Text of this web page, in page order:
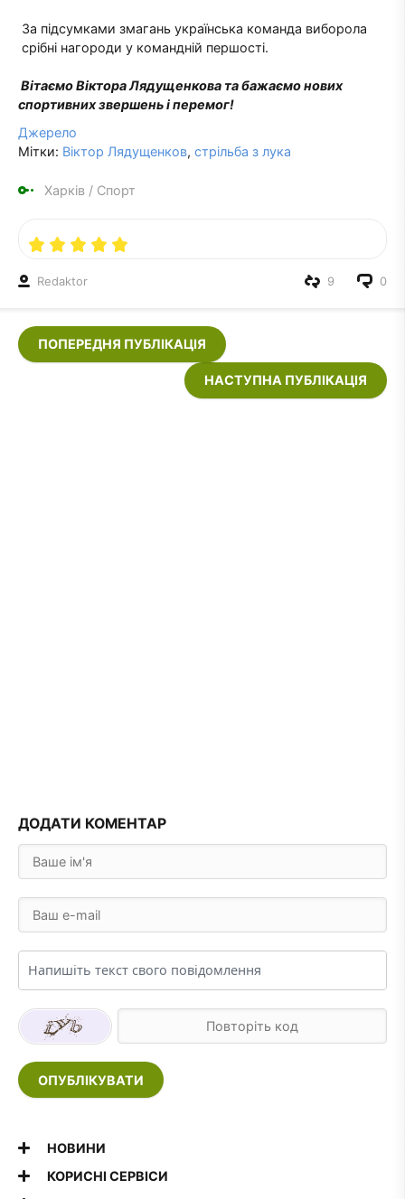
За підсумками змагань українська команда виборола
срібні нагороди у командній першості.
Вітаємо Віктора Лядущенкова та бажаємо нових
спортивних звершень і перемог!
Джерело
Мітки: Віктор Лядущенков, стрільба з лука
Харків / Спорт
Redaktor 0
9
ПОПЕРЕДНЯ ПУБЛІКАЦІЯ
НАСТУПНА ПУБЛІКАЦІЯ
ДОДАТИ КОМЕНТАР
ОПУБЛІКУВАТИ
НОВИНИ
КОРИСНІ СЕРВІСИ